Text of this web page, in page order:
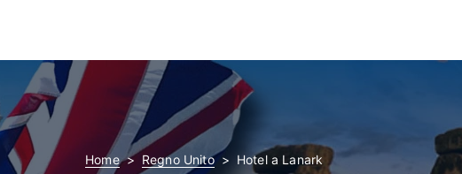
Home Regno Unito Hotel a Lanark